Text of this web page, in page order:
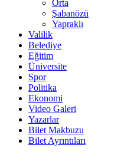
Orta
Şabanözü
Yapraklı
Valilik
Belediye
Eğitim
Üniversite
Spor
Politika
Ekonomi
Video Galeri
Yazarlar
Bilet Makbuzu
Bilet Ayrıntıları